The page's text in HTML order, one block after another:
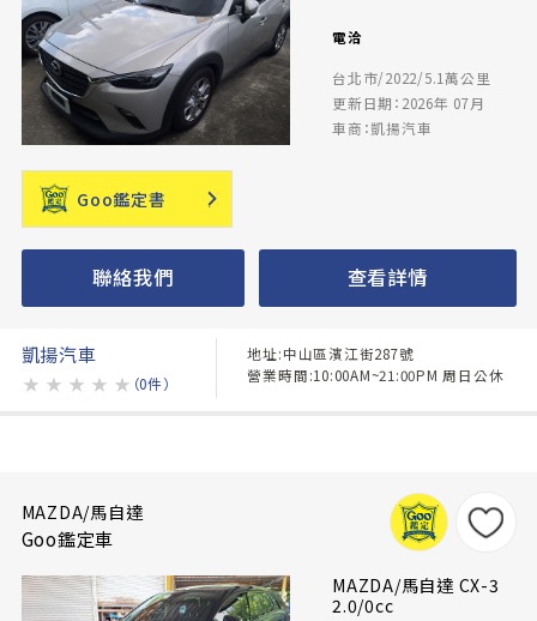
電洽
台北市/2022/5.1萬公里
更新日期：2026年 07月
車商：凱揚汽車
Goo鑑定書
聯絡我們 查看詳情
凱揚汽車
★ ★ ★ ★ ★ （0件）
地址:中山區濱江街287號
營業時間:10:00AM~21:00PM 周日公休
MAZDA/馬自達
Goo鑑定車
MAZDA/馬自達 CX-3
2.0/0cc